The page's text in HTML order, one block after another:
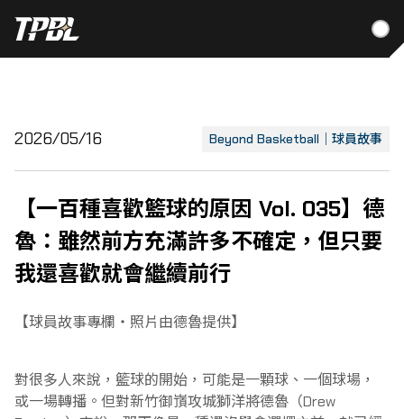
關於聯盟
聯盟團隊
聯盟賽務
賽務規章
選秀
選秀名單
球隊
臺北台新戰神
新北中信特攻
新北國王
桃園台啤永豐雲豹
賽程
球員數據
最新消息
2026/05/16 Beyond Basketball｜球員故事
【一百種喜歡籃球的原因 Vol. 035】德
魯：雖然前方充滿許多不確定，但只要
我還喜歡就會繼續前行
【球員故事專欄・照片由德魯提供】
對很多人來說，籃球的開始，可能是一顆球、一個球場，
或一場轉播。但對新竹御嵿攻城獅洋將德魯（Drew